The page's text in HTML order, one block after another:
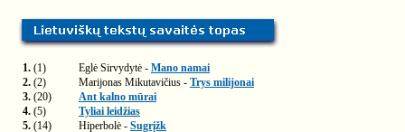
1. (1) Eglė Sirvydytė - Mano namai
2. (2) Marijonas Mikutavičius - Trys milijonai
3. (20)
Ant kalno mūrai
4. (5)
Tyliai leidžias
5. (14) Hiperbolė - Sugrįžk